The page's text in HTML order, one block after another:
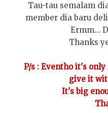
Tau-tau semalam
member dia baru
Ermm...
Thanks
P/s : Eventho it's
give it
It's big